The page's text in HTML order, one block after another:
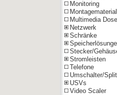
Monitoring
Montagematerial
Multimedia Dose
Netzwerk
Schränke
Stecker/
Stromleisten
Telefone
Umschalter/
USVs
Video Scaler